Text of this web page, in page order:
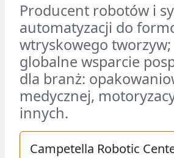
Producent robotów i
automatyzacji do
wtryskowego
globalne wsparcie
dla branż:
medycznej,
innych.
Campetella Robotic